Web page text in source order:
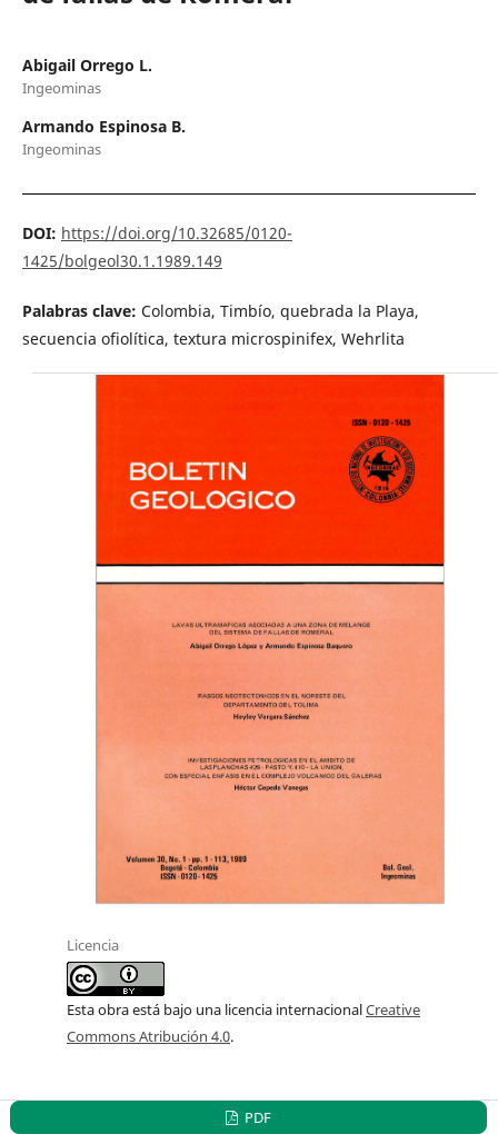
Abigail Orrego L.
Ingeominas
Armando Espinosa B.
Ingeominas
DOI: https://doi.org/10.32685/0120-
1425/bolgeol30.1.1989.149
Palabras clave: Colombia, Timbío, quebrada la Playa,
secuencia ofiolítica, textura microspinifex, Wehrlita
Licencia
Esta obra está bajo una licencia internacionalCreative
Commons Atribución 4.0.
PDF